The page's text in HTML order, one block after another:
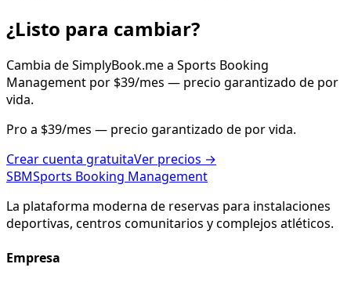
¿Listo para cambiar?
Cambia de SimplyBook.me a Sports Booking
Management por $39/mes — precio garantizado de por
vida.
Pro a $39/mes — precio garantizado de por vida.
Crear cuenta gratuitaVer precios →
SBMSports Booking Management
La plataforma moderna de reservas para instalaciones
deportivas, centros comunitarios y complejos atléticos.
Empresa